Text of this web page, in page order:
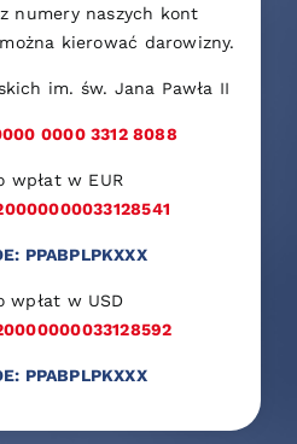
numery naszych kont
kierować darowizny.
im. św. Jana Pawła II
0000 3312 8088
wpłat w EUR
PPABPLPKXXX
wpłat w USD
PPABPLPKXXX